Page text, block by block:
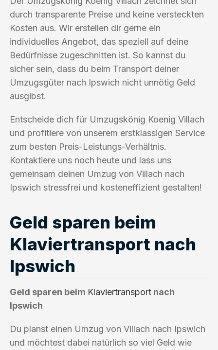
durch transparente Preise und keine versteckten
Kosten aus. Wir erstellen dir gerne ein
individuelles Angebot, das speziell auf deine
Bedürfnisse zugeschnitten ist. So kannst du
sicher sein, dass du beim Transport deiner
Umzugsgüter nach Ipswich nicht unnötig Geld
ausgibst.
Entscheide dich für Umzugskönig Koenig Villach
und profitiere von unserem erstklassigen Service
zum besten Preis-Leistungs-Verhältnis.
Kontaktiere uns noch heute und lass uns
gemeinsam deinen Umzug von Villach nach
Ipswich stressfrei und kosteneffizient gestalten!
Geld sparen beim
Klaviertransport nach
Ipswich
Geld sparen beim Klaviertransport nach
Ipswich
Du planst einen Umzug von Villach nach Ipswich
und möchtest dabei natürlich so viel Geld wie